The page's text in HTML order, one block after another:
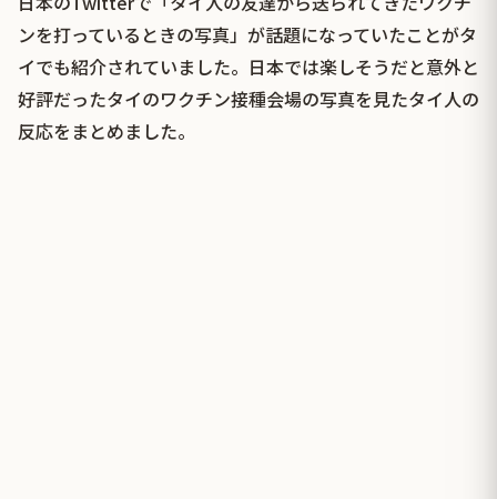
ンを打っているときの写真」が話題になっていたことがタ
イでも紹介されていました。日本では楽しそうだと意外と
好評だったタイのワクチン接種会場の写真を見たタイ人の
反応をまとめました。